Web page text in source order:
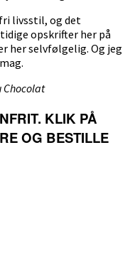
livsstil, og det
opskrifter her på
her selvfølgelig. Og jeg
Chocolat
KLIK PÅ
OG BESTILLE